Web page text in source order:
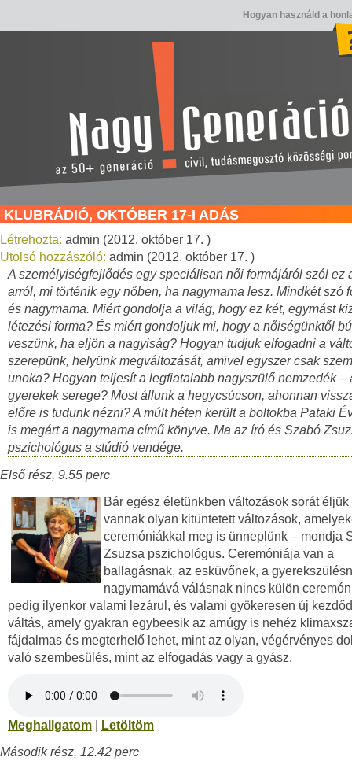
Hogyan használd a
KLUBRÁDIÓ, OKTÓBER 17-I ADÁS
Létrehozta: admin (2012. október 17. )
Utolsó hozzászóló: admin (2012. október 17. )
A személyiségfejlődés egy speciálisan női formájáról szól ez
arról, mi történik egy nőben, ha nagymama lesz. Mindkét szó
és nagymama. Miért gondolja a világ, hogy ez két, egymást
létezési forma? És miért gondoljuk mi, hogy a nőiségünktől
veszünk, ha eljön a nagyiság? Hogyan tudjuk elfogadni a
szerepünk, helyünk megváltozását, amivel egyszer csak
unoka? Hogyan teljesít a legfiatalabb nagyszülő nemzedék –
gyerekek serege? Most állunk a hegycsúcson, ahonnan
előre is tudunk nézni? A múlt héten került a boltokba Pataki
is megárt a nagymama című könyve. Ma az író és Szabó
pszichológus a stúdió vendége.
Első rész, 9.55 perc
Bár egész életünkben változások sorát éljük
vannak olyan kitüntetett változások,
ceremóniákkal meg is ünneplünk – mondja
Zsuzsa pszichológus. Ceremóniája van a
ballagásnak, az esküvőnek, a
nagymamává válásnak nincs külön
pedig ilyenkor valami lezárul, és valami gyökeresen új
váltás, amely gyakran egybeesik az amúgy is nehéz
fájdalmas és megterhelő lehet, mint az olyan, végérvényes
való szembesülés, mint az elfogadás vagy a gyász.
Meghallgatom
Letöltöm
Második rész, 12.42 perc